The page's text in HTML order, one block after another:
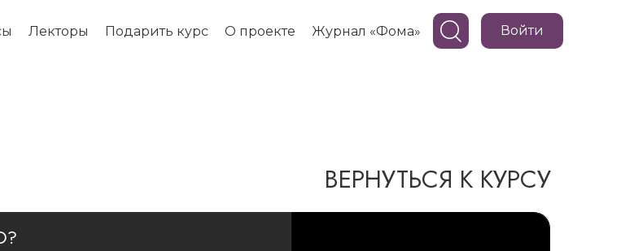
Лекторы Подарить курс О проекте Журнал «Фома» Войти
ВЕРНУТЬСЯ К КУРСУ